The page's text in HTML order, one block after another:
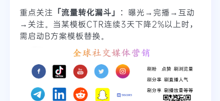
重点关注 「流量转化漏斗」
：曝光→完播→互动
→关注。当某模板CTR连续3天下降2%以上时，
需启动B方案模板替换。